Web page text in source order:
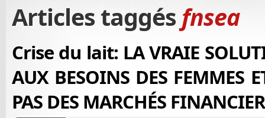
Articles taggés fnsea
Crise du lait: LA VRAIE
AUX BESOINS DES FEMMES
PAS DES MARCHÉS